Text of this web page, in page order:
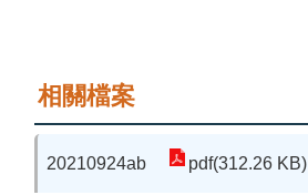
相關檔案
20210924ab pdf(312.26 KB)